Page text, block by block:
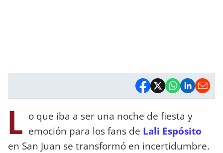
L o que iba a ser una noche de fiesta y
emoción para los fans de Lali Espósito
en San Juan se transformó en incertidumbre.